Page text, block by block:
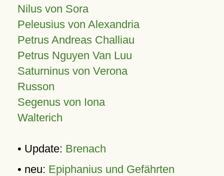
Nilus von Sora
Peleusius von Alexandria
Petrus Andreas Challiau
Petrus Nguyen Van Luu
Saturninus von Verona
Russon
Segenus von Iona
Walterich
• Update: Brenach
• neu: Epiphanius und Gefährten